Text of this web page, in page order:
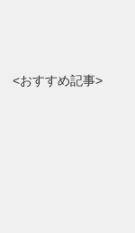
<おすすめ記事>